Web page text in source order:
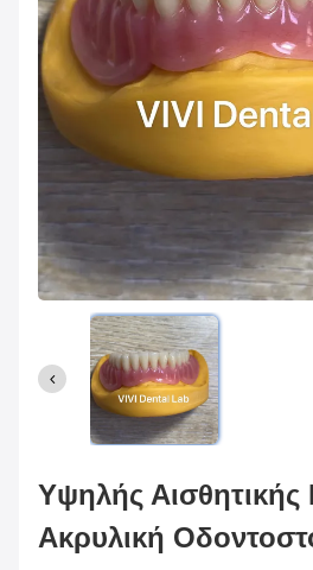
Υψηλής
Ακρυλική